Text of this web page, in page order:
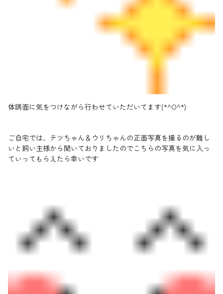
体調面に気をつけながら行わせていただいてます(*^O^*)
ご自宅では、テツちゃん＆ウリちゃんの正面写真を撮るのが難し
いと飼い主様から聞いておりましたのでこちらの写真を気に入っ
ていってもらえたら幸いです